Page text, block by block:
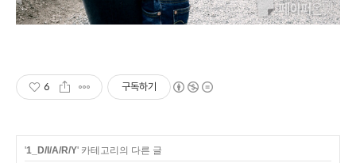
6 구독하기
'1_D/I/A/R/Y' 카테고리의 다른 글